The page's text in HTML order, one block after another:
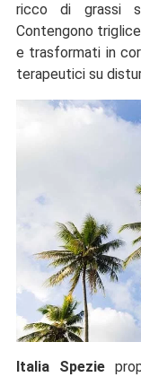
ricco di grassi
Contengono
e trasformati in
terapeutici su
Italia Spezie